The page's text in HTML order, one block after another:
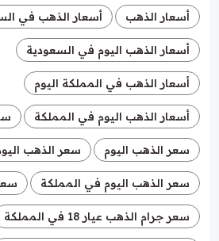
أسعار الذهب أسعار الذهب في
أسعار الذهب اليوم في السعودية
أسعار الذهب في المملكة اليوم
أسعار الذهب اليوم في المملكة
سعر الذهب اليوم سعر الذهب
سعر الذهب اليوم في المملكة
سعر جرام الذهب عيار 18 في المملكة